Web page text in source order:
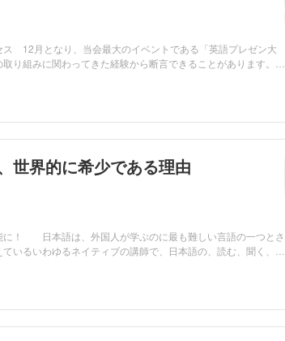
12月となり、当会最大のイベントである「英語プレゼン大
り組みに関わってきた経験から断言できることがあります。
世界的に希少である理由
に！ 日本語は、外国人が学ぶのに最も難しい言語の一つとさ
いるいわゆるネイティブの講師で、日本語の、読む、聞く、